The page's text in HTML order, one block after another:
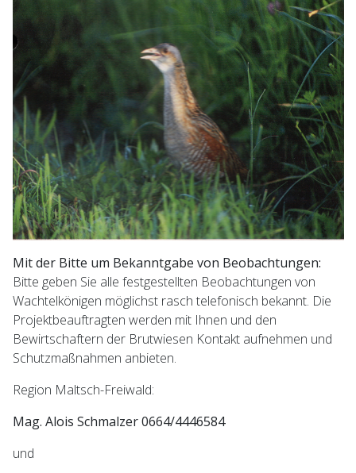
Mit der Bitte um Bekanntgabe von Beobachtungen:
Bitte geben Sie alle festgestellten Beobachtungen von
Wachtelkönigen möglichst rasch telefonisch bekannt. Die
Projektbeauftragten werden mit Ihnen und den
Bewirtschaftern der Brutwiesen Kontakt aufnehmen und
Schutzmaßnahmen anbieten.
Region Maltsch-Freiwald:
Mag. Alois Schmalzer 0664/4446584
und